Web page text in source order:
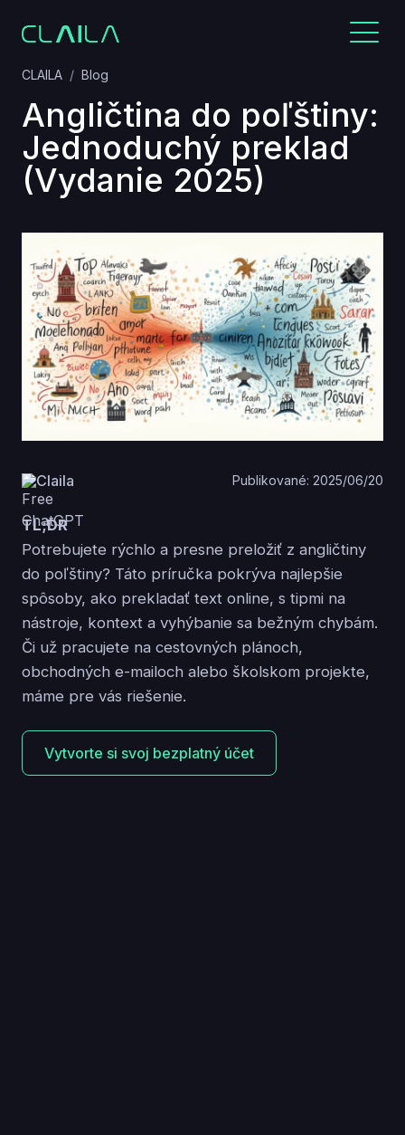
CLAILA Blog
Angličtina do poľštiny:
Jednoduchý preklad
(Vydanie 2025)
Claila Publikované: 2025/06/20
TL;DR
Potrebujete rýchlo a presne preložiť z angličtiny
do poľštiny? Táto príručka pokrýva najlepšie
spôsoby, ako prekladať text online, s tipmi na
nástroje, kontext a vyhýbanie sa bežným chybám.
Či už pracujete na cestovných plánoch,
obchodných e-mailoch alebo školskom projekte,
máme pre vás riešenie.
Vytvorte si svoj bezplatný účet